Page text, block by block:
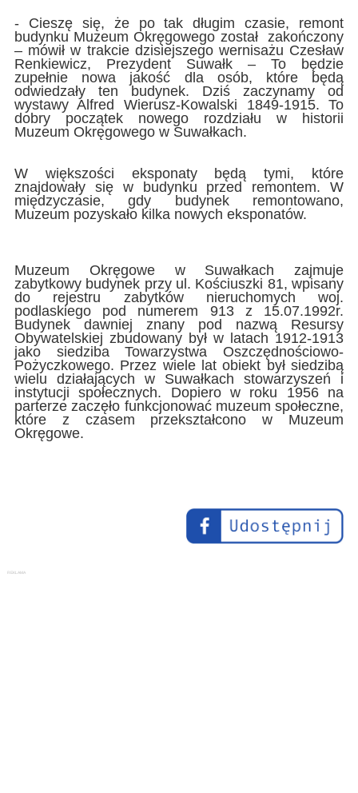
- Cieszę się, że po tak długim czasie, remont
budynku Muzeum Okręgowego został zakończony
– mówił w trakcie dzisiejszego wernisażu Czesław
Renkiewicz, Prezydent Suwałk – To będzie
zupełnie nowa jakość dla osób, które będą
odwiedzały ten budynek. Dziś zaczynamy od
wystawy Alfred Wierusz-Kowalski 1849-1915. To
dobry początek nowego rozdziału w historii
Muzeum Okręgowego w Suwałkach.
W większości eksponaty będą tymi, które
znajdowały się w budynku przed remontem. W
międzyczasie, gdy budynek remontowano,
Muzeum pozyskało kilka nowych eksponatów.
Muzeum Okręgowe w Suwałkach zajmuje
zabytkowy budynek przy ul. Kościuszki 81, wpisany
do rejestru zabytków nieruchomych woj.
podlaskiego pod numerem 913 z 15.07.1992r.
Budynek dawniej znany pod nazwą Resursy
Obywatelskiej zbudowany był w latach 1912-1913
jako siedziba Towarzystwa Oszczędnościowo-
Pożyczkowego. Przez wiele lat obiekt był siedzibą
wielu działających w Suwałkach stowarzyszeń i
instytucji społecznych. Dopiero w roku 1956 na
parterze zaczęło funkcjonować muzeum społeczne,
które z czasem przekształcono w Muzeum
Okręgowe.